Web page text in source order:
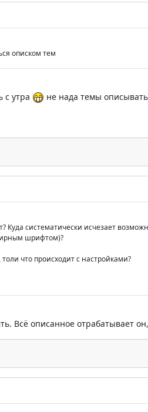
описком тем
утра не нада темы описывать
Куда систематически исчезает
шрифтом)?
что происходит с настройками?
Всё описанное отрабатывает